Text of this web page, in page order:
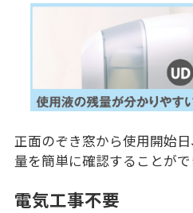
正面のぞき窓から使用開始
量を簡単に確認することがで
電気工事不要